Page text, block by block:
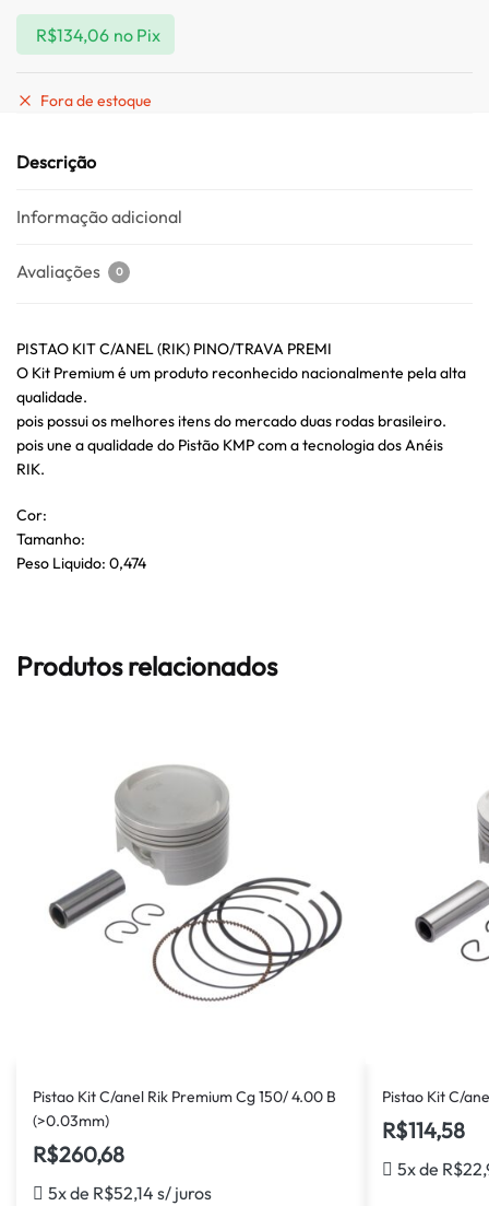
R$134,06 no Pix
Fora de estoque
Descrição
Informação adicional
Avaliações 0
PISTAO KIT C/ANEL (RIK) PINO/TRAVA PREMI
O Kit Premium é um produto reconhecido nacionalmente pela alta
qualidade.
pois possui os melhores itens do mercado duas rodas brasileiro.
pois une a qualidade do Pistão KMP com a tecnologia dos Anéis
RIK.
Cor:
Tamanho:
Peso Liquido: 0,474
Produtos relacionados
Pistao Kit C/anel Rik Premium Cg 150/ 4.00 B
(>0.03mm)
R$260,68
5x de R$52,14 s/ juros
Pistao Kit C/
R$114,58
5x de R$